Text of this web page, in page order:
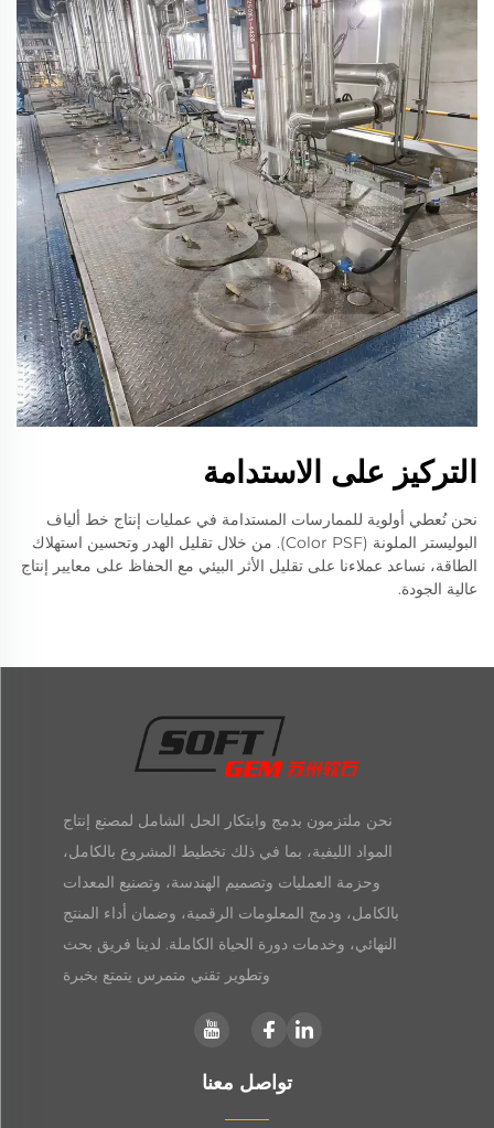
التركيز على الاستدامة
نحن نُعطي أولوية للممارسات المستدامة في عمليات إنتاج خط ألياف
البوليستر الملونة (Color PSF). من خلال تقليل الهدر وتحسين استهلاك
الطاقة، نساعد عملاءنا على تقليل الأثر البيئي مع الحفاظ على معايير إنتاج
عالية الجودة.
نحن ملتزمون بدمج وابتكار الحل الشامل لمصنع إنتاج
المواد الليفية، بما في ذلك تخطيط المشروع بالكامل،
وحزمة العمليات وتصميم الهندسة، وتصنيع المعدات
بالكامل، ودمج المعلومات الرقمية، وضمان أداء المنتج
النهائي، وخدمات دورة الحياة الكاملة. لدينا فريق بحث
وتطوير تقني متمرس يتمتع بخبرة
تواصل معنا